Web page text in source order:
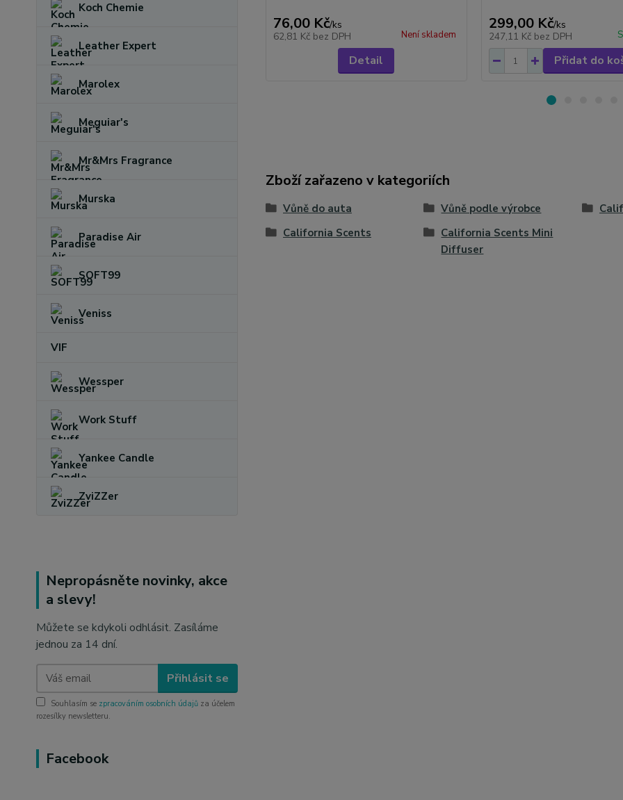
Koch Chemie
Leather Expert
Marolex
Meguiar's
Mr&Mrs Fragrance
Murska
Paradise Air
SOFT99
Veniss
VIF
Wessper
Work Stuff
Yankee Candle
ZviZZer
Nepropásněte novinky, akce
a slevy!
Můžete se kdykoli odhlásit. Zasíláme
jednou za 14 dní.
Přihlásit se
Souhlasím se zpracováním osobních údajů za účelem
rozesílky newsletteru.
Facebook
76,00 Kč/ks
62,81 Kč bez DPH Není skladem
Detail
299,00 Kč/ks
247,11 Kč bez DPH
Přidat do
Zboží zařazeno v kategoriích
Vůně do auta Vůně podle výrobce
California Scents
California Scents Mini
Diffuser